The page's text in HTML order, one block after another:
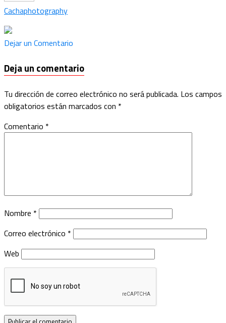
Cachaphotography
Dejar un Comentario
Deja un comentario
Tu dirección de correo electrónico no será publicada. Los campos
obligatorios están marcados con *
Comentario *
Nombre *
Correo electrónico *
Web